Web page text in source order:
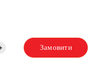
Замовити